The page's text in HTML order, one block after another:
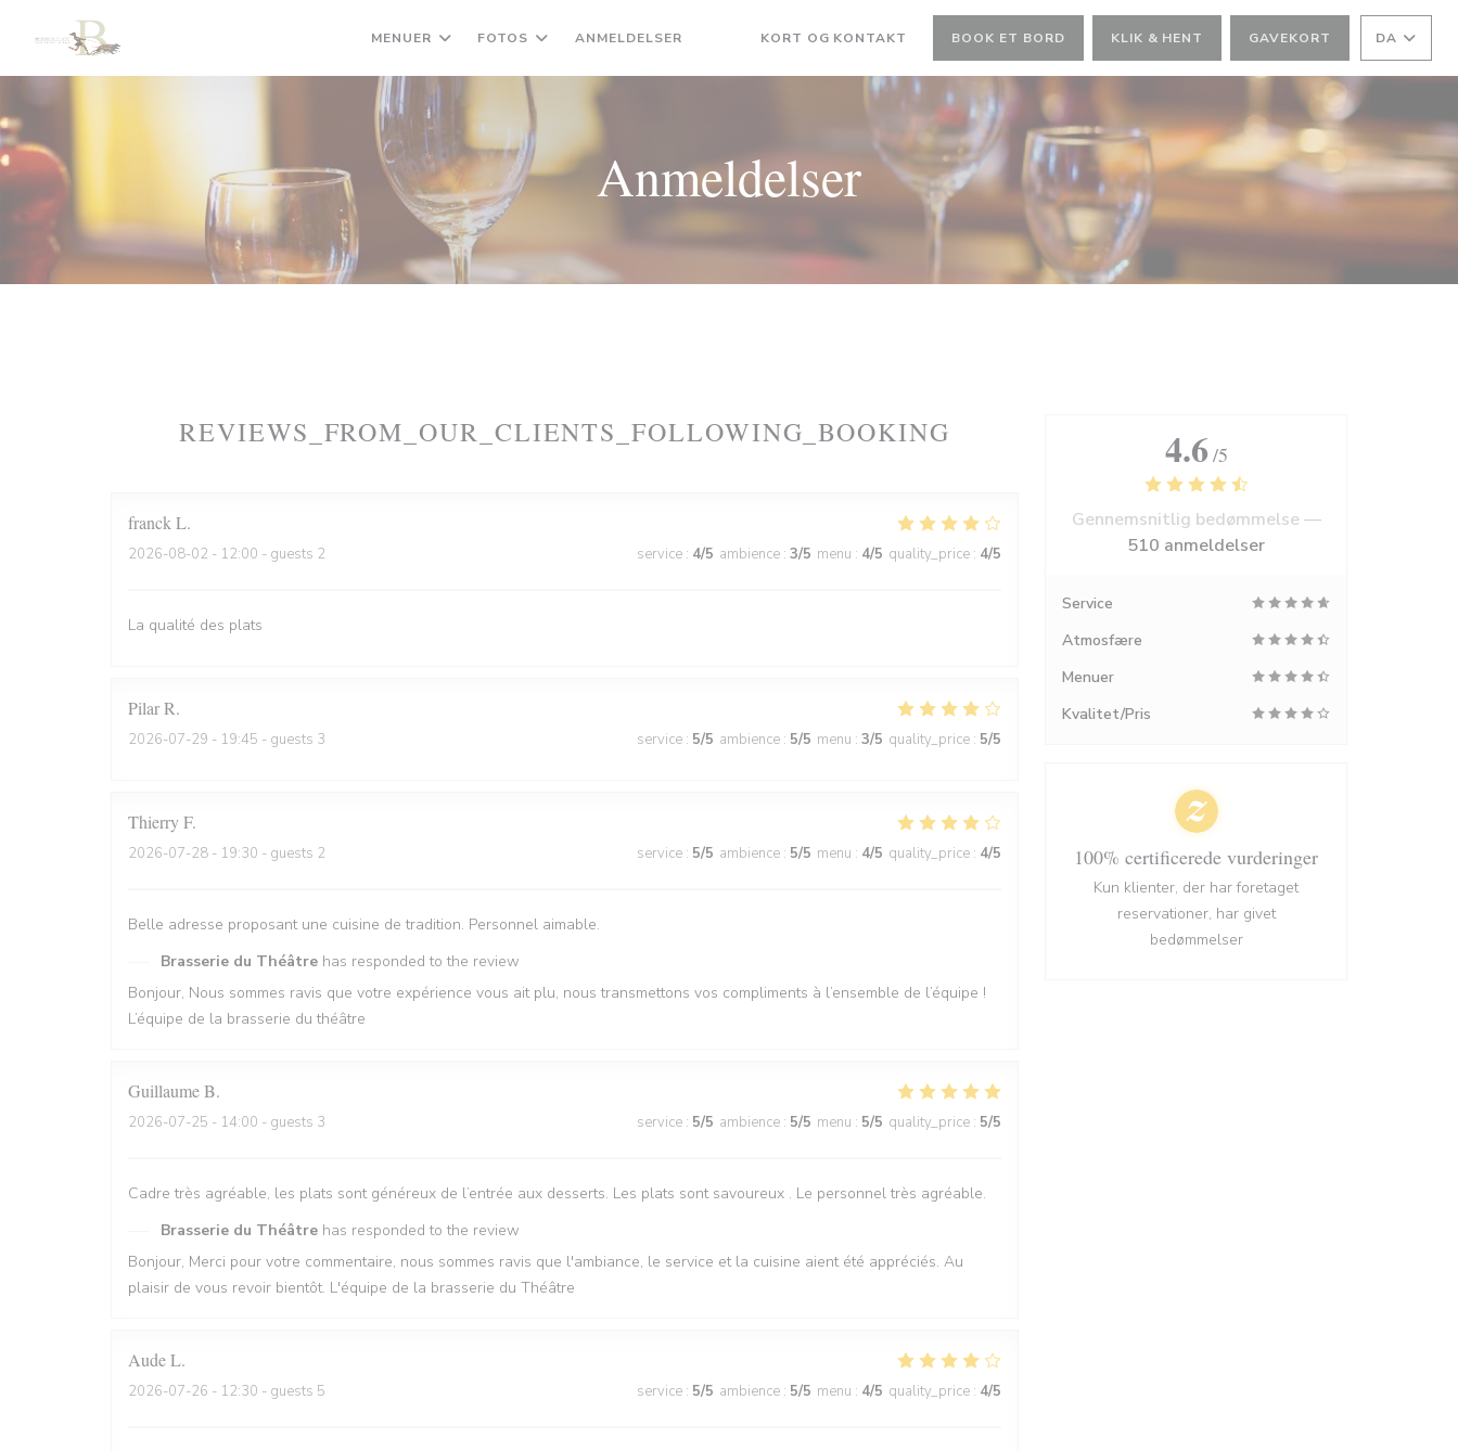
MENUER FOTOS ANMELDELSER KORT OG KONTAKT BOOK ET BORD KLIK & HENT GAVEKORT DA
Anmeldelser
REVIEWS_FROM_OUR_CLIENTS_FOLLOWING_BOOKING
franck L
2026-08-02 - 12:00 - guests 2 service : 4/5 ambience : 3/5 menu : 4/5 quality_price : 4/5
La qualité des plats
PilarR
2026-07-29 - 19:45 - guests 3 service : 5/5 ambience : 5/5 menu : 3/5 quality_price : 5/5
ThierryF
2026-07-28 - 19:30 - guests 2 service : 5/5 ambience : 5/5 menu : 4/5 quality_price : 4/5
Belle adresse proposant une cuisine de tradition. Personnel aimable.
Brasserie du Théâtre has responded to the review
Bonjour, Nous sommes ravis que votre expérience vous ait plu, nous transmettons vos compliments à l’ensemble de l’équipe !
L’équipe de la brasserie du théâtre
GuillaumeB
2026-07-25 - 14:00 - guests 3 service : 5/5 ambience : 5/5 menu : 5/5 quality_price : 5/5
Cadre très agréable, les plats sont généreux de l’entrée aux desserts. Les plats sont savoureux . Le personnel très agréable.
Brasserie du Théâtre has responded to the review
Bonjour, Merci pour votre commentaire, nous sommes ravis que l'ambiance, le service et la cuisine aient été appréciés. Au
plaisir de vous revoir bientôt. L'équipe de la brasserie du Théâtre
AudeL
2026-07-26 - 12:30 - guests 5 service : 5/5 ambience : 5/5 menu : 4/5 quality_price : 4/5
4.6 /5
Gennemsnitlig bedømmelse —
510 anmeldelser
Service
Atmosfære
Menuer
Kvalitet/Pris
100% certificerede vurderinger
Kun klienter, der har foretaget
reservationer, har givet
bedømmelser